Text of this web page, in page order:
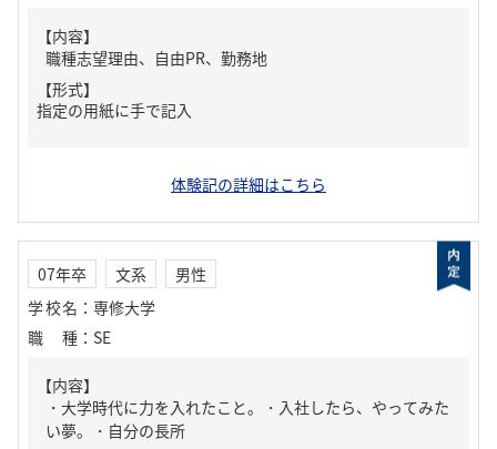
【内容】
職種志望理由、自由PR、勤務地
【形式】
指定の用紙に手で記入
体験記の詳細はこちら
07年卒 文系
男性
学校名 ： 専修大学
職種 ： SE
【内容】
・大学時代に力を入れたこと。・入社したら、やってみた
い夢。・自分の長所